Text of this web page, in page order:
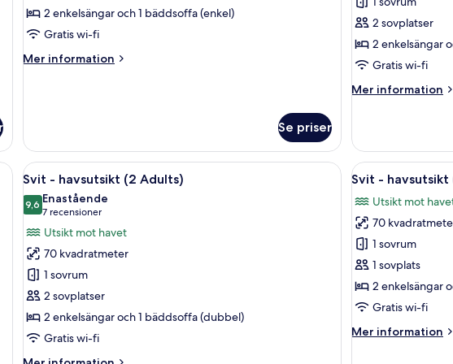
Standard
(2
and
2 enkelsängar och 1 bäddsoffa (enkel)
Gratis wi-fi
Mer information
Mer
Adults
and
1
Se priser
Standard
(2
Adults)
2 sovplatser
2 enkelsängar
Gratis wi-fi
Mer information
Mer
Standard
(2
Adults)
soffa, en fåtölj, ett litet bord och utsikt över havet genom en glasdörr.
Öppna
alla
foton
för
Svit
-
havsutsikt
(2
Adults)
Ett modernt vardagsrum med en soffa, en fåtölj, ett
11
Svit - havsutsikt (2 Adults)
9,69,6 av 10
Enastående
7 recensioner
(7 recensioner)
Utsikt mot havet
70 kvadratmeter
1 sovrum
2 sovplatser
2 enkelsängar och 1 bäddsoffa (dubbel)
Gratis wi-fi
Öppna
alla
foton
för
Svit
-
havsutsikt
(Single
11
Svit - havsutsikt
Utsikt mot
70
1 sovrum
1 sovplats
2 enkelsängar
Gratis wi-fi
Mer information
Mer